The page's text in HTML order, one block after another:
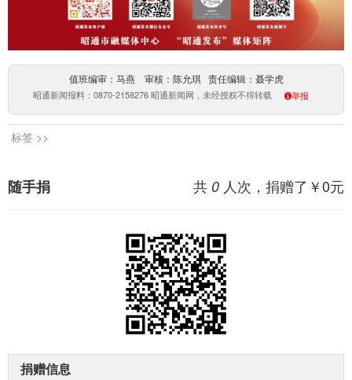
值班编审：马燕 审核：陈允琪 责任编辑：聂学虎
昭通新闻报料：0870-2158276 昭通新闻网，未经授权不得转载 举报
标签 >>
共 0 人次，捐赠了￥0元
随手捐
捐赠信息